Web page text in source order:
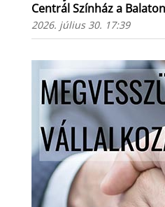
Centrál Színház a
2026. július 30. 17:39